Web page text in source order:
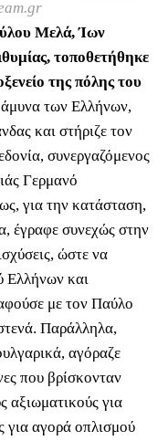
Μελά, Ίων
τοποθετήθηκε
της πόλης του
των Ελλήνων,
και στήριζε τον
συνεργαζόμενος
Γερμανό
για την κατάσταση,
έγραφε συνεχώς στην
ώστε να
Ελλήνων και
με τον Παύλο
Παράλληλα,
αγόραζε
που βρίσκονταν
αξιωματικούς για
για αγορά οπλισμού